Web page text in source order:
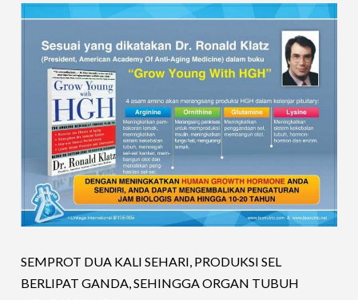
SEMPROT DUA KALI SEHARI, PRODUKSI SEL
BERLIPAT GANDA, SEHINGGA ORGAN TUBUH